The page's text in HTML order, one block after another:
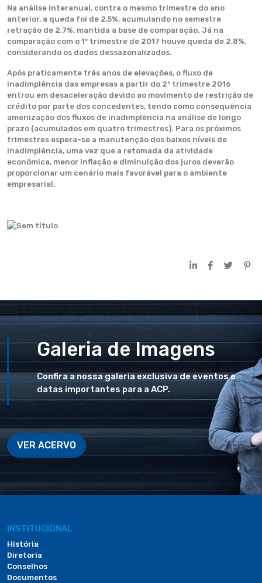
Na análise interanual, contra o mesmo trimestre do ano
anterior, a queda foi de 2,5%, acumulando no semestre
retração de 2,7%, mantida a base de comparação. Já na
comparação com o 1º trimestre de 2017 houve queda de 2,8%,
considerando os dados dessazonalizados.
Após praticamente três anos de elevações, o fluxo de
inadimplência das empresas a partir do 2º trimestre 2016
entrou em desaceleração devido ao movimento de restrição de
crédito por parte dos concedentes, tendo como consequência
amenização dos fluxos de inadimplência na análise de longo
prazo (acumulados em quatro trimestres). Para os próximos
trimestres espera-se a manutenção dos baixos níveis de
inadimplência, uma vez que a retomada da atividade
econômica, menor inflação e diminuição dos juros deverão
proporcionar um cenário mais favorável para o ambiente
empresarial.
Galeria de Imagens
Confira a nossa galeria exclusiva de eventos e
datas importantes para a ACP.
VER ACERVO
INSTITUCIONAL
História
Diretoria
Conselhos
Documentos